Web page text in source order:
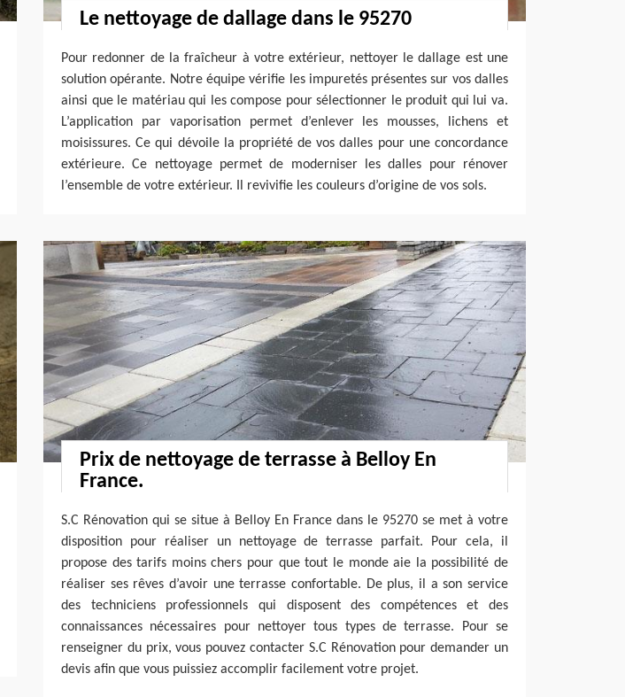
Le nettoyage de dallage dans le 95270
Pour redonner de la fraîcheur à votre extérieur, nettoyer le dallage est une
solution opérante. Notre équipe vérifie les impuretés présentes sur vos dalles
ainsi que le matériau qui les compose pour sélectionner le produit qui lui va.
L’application par vaporisation permet d’enlever les mousses, lichens et
moisissures. Ce qui dévoile la propriété de vos dalles pour une concordance
extérieure. Ce nettoyage permet de moderniser les dalles pour rénover
l’ensemble de votre extérieur. Il revivifie les couleurs d’origine de vos sols.
Prix de nettoyage de terrasse à Belloy En
France.
S.C Rénovation qui se situe à Belloy En France dans le 95270 se met à votre
disposition pour réaliser un nettoyage de terrasse parfait. Pour cela, il
propose des tarifs moins chers pour que tout le monde aie la possibilité de
réaliser ses rêves d’avoir une terrasse confortable. De plus, il a son service
des techniciens professionnels qui disposent des compétences et des
connaissances nécessaires pour nettoyer tous types de terrasse. Pour se
renseigner du prix, vous pouvez contacter S.C Rénovation pour demander un
devis afin que vous puissiez accomplir facilement votre projet.